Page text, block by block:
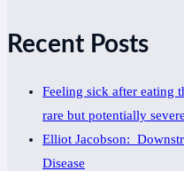
Recent Posts
Feeling sick after eating
rare but potentially
Elliot Jacobson:
Disease